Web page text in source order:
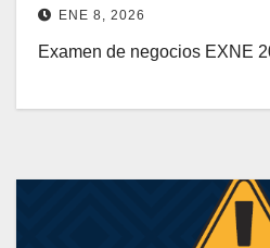
ENE 8, 2026
Examen de negocios EXNE